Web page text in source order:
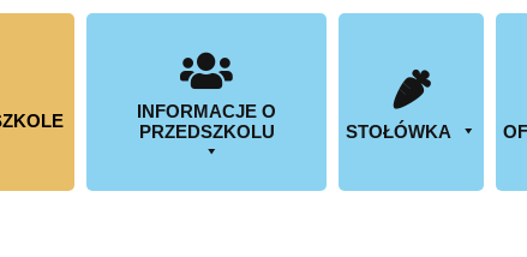
INFORMACJE O
PRZEDSZKOLU
STOŁÓWKA